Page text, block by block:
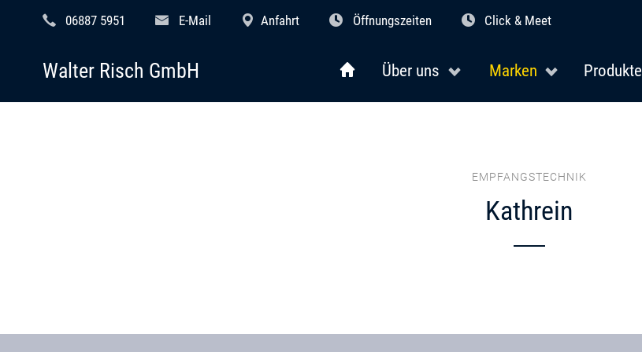
06887 5951 E-Mail Anfahrt Öffnungszeiten Click & Meet
Über uns Marken Produkte
Walter Risch GmbH
EMPFANGSTECHNIK
Kathrein